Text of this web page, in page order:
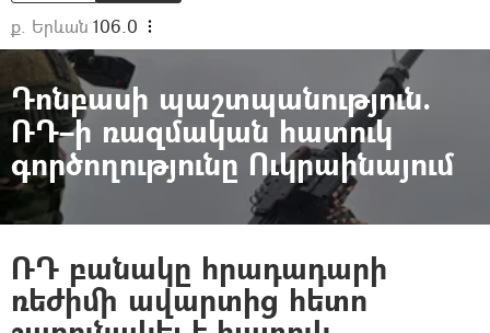
ք. Երևան 106.0
Դոնբասի պաշտպանություն.
ՌԴ–ի ռազմական հատուկ
գործողությունը Ուկրաինայում
ՌԴ բանակը հրադադարի
ռեժիմի ավարտից հետո